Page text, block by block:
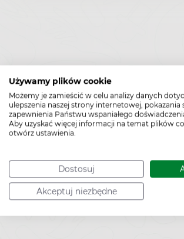
Używamy plików cookie
Możemy je zamieścić w celu analizy danych
ulepszenia naszej strony internetowej,
zapewnienia Państwu wspaniałego
Aby uzyskać więcej informacji na temat plików
otwórz ustawienia.
Dostosuj
Akceptuj niezbędne